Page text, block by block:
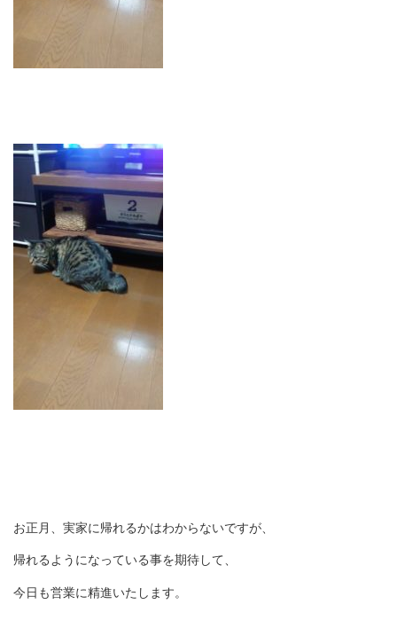
お正月、実家に帰れるかはわからないですが、
帰れるようになっている事を期待して、
今日も営業に精進いたします。